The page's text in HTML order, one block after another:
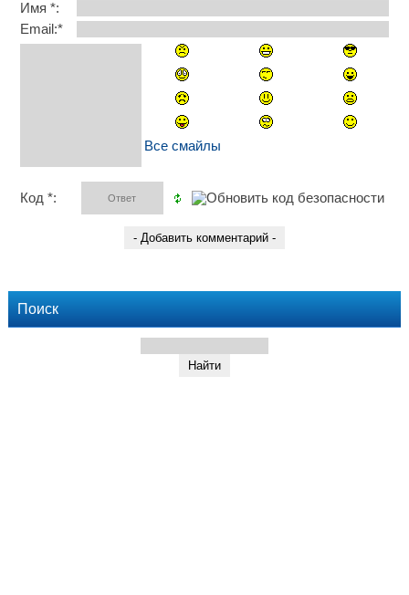
Имя *:
Email:*
Все смайлы
Код *:
Поиск